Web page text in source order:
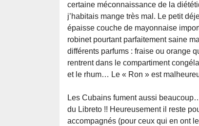
certaine méconnaissance de la
j’habitais mange très mal. Le petit
épaisse couche de mayonnaise
robinet pourtant parfaitement saine
différents parfums : fraise ou orange
rentrent dans le compartiment
et le rhum… Le « Ron » est
Les Cubains fument aussi
du Libreto !! Heureusement il reste
accompagnés (pour ceux qui en ont